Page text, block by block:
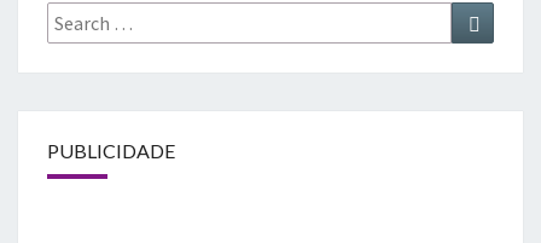
Search
for:
Search
PUBLICIDADE